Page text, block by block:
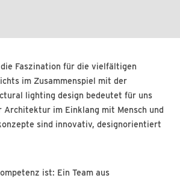
Faszination für die vielfältigen
im Zusammenspiel mit der
lighting design bedeutet für uns
Architektur im Einklang mit Mensch und
sind innovativ, designorientiert
ist: Ein Team aus